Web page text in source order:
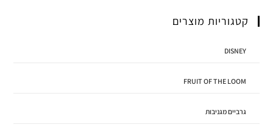
קטגוריות מוצרים
DISNEY
FRUIT OF THE LOOM
גרביים מגניבות